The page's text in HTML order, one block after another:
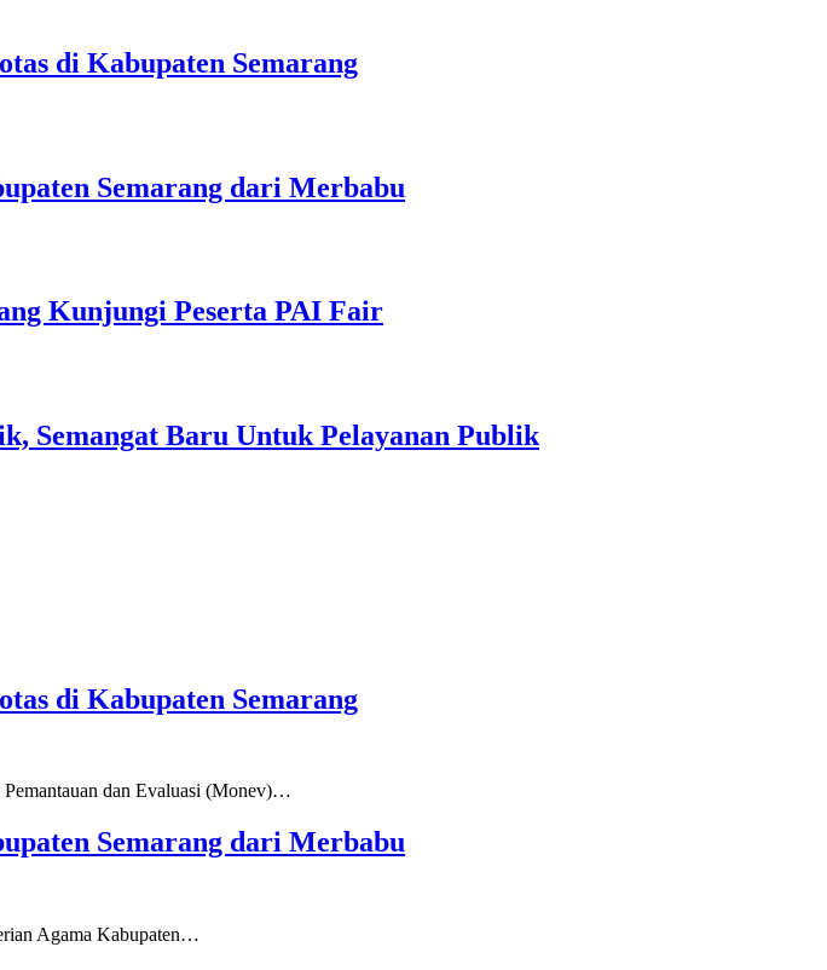
di Kabupaten Semarang
Semarang dari Merbabu
Kunjungi Peserta PAI Fair
Semangat Baru Untuk Pelayanan Publik
di Kabupaten Semarang
Pemantauan dan Evaluasi (Monev)…
Semarang dari Merbabu
Agama Kabupaten…